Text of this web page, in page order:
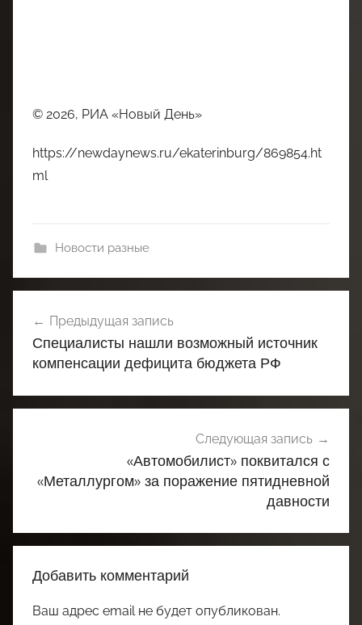
© 2026, РИА «Новый День»
https://newdaynews.ru/ekaterinburg/869854.ht
ml
Новости разные
по
записям
Предыдущая запись
Специалисты нашли возможный источник
компенсации дефицита бюджета РФ
Следующая запись
«Автомобилист» поквитался с
«Металлургом» за поражение пятидневной
давности
Добавить комментарий
Ваш адрес email не будет опубликован.